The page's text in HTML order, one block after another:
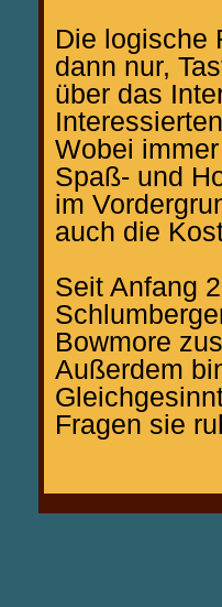
Die logische
dann nur,
über das
Wobei
Spaß- und
im
auch die
Seit Anfang
Bowmore
Außerdem
Fragen sie